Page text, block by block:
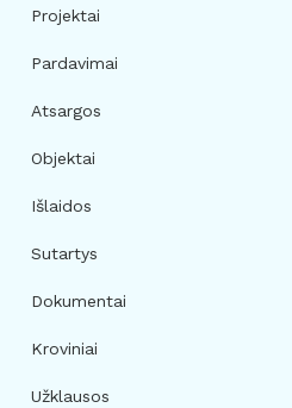
Projektai
Pardavimai
Atsargos
Objektai
Išlaidos
Sutartys
Dokumentai
Kroviniai
Užklausos